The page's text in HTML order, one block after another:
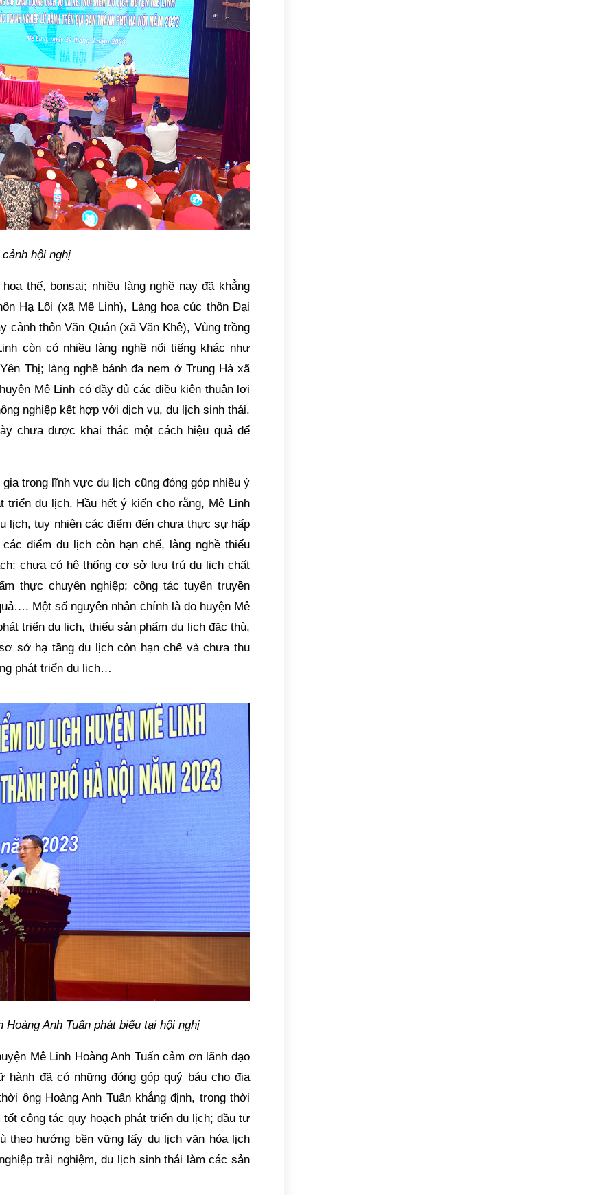
cảnh hội nghị
thế, bonsai; nhiều làng nghề nay đã khẳng
Hạ Lôi (xã Mê Linh), Làng hoa cúc thôn Đại
cảnh thôn Văn Quán (xã Văn Khê), Vùng trồng
còn có nhiều làng nghề nổi tiếng khác như
Thị; làng nghề bánh đa nem ở Trung Hà xã
Mê Linh có đầy đủ các điều kiện thuận lợi
nghiệp kết hợp với dịch vụ, du lịch sinh thái.
chưa được khai thác một cách hiệu quả để
trong lĩnh vực du lịch cũng đóng góp nhiều ý
triển du lịch. Hầu hết ý kiến cho rằng, Mê Linh
lịch, tuy nhiên các điểm đến chưa thực sự hấp
điểm du lịch còn hạn chế, làng nghề thiếu
chưa có hệ thống cơ sở lưu trú du lịch chất
thực chuyên nghiệp; công tác tuyên truyền
Một số nguyên nhân chính là do huyện Mê
triển du lịch, thiếu sản phẩm du lịch đặc thù,
sở hạ tầng du lịch còn hạn chế và chưa thu
phát triển du lịch…
Anh Tuấn phát biểu tại hội nghị
Mê Linh Hoàng Anh Tuấn cảm ơn lãnh đạo
đã có những đóng góp quý báu cho địa
ông Hoàng Anh Tuấn khẳng định, trong thời
công tác quy hoạch phát triển du lịch; đầu tư
theo hướng bền vững lấy du lịch văn hóa lịch
trải nghiệm, du lịch sinh thái làm các sản